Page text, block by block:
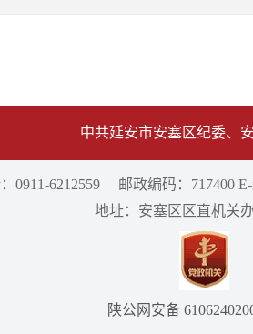
中共延安市安塞区纪委、
0911-6212559 邮政编码：717400 E-
地址：安塞区区直机关
陕公网安备